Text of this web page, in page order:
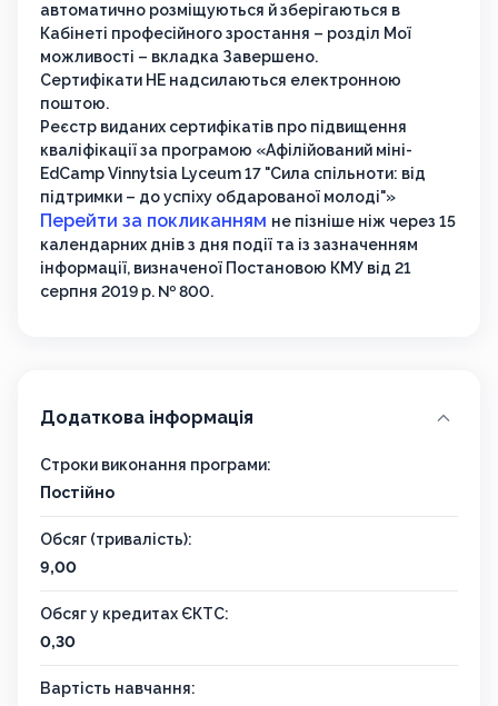
автоматично розміщуються й зберігаються в
Кабінеті професійного зростання – розділ Мої
можливості – вкладка Завершено.
Сертифікати НЕ надсилаються електронною
поштою.
Реєстр виданих сертифікатів про підвищення
кваліфікації за програмою «Афілійований міні-
EdCamp Vinnytsia Lyceum 17 "Сила спільноти: від
підтримки – до успіху обдарованої молоді"»
Перейти за покликанням не пізніше ніж через 15
календарних днів з дня події та із зазначенням
інформації, визначеної Постановою КМУ від 21
серпня 2019 р. № 800.
Додаткова інформація
Строки виконання програми:
Постійно
Обсяг (тривалість):
9,00
Обсяг у кредитах ЄКТС:
0,30
Вартість навчання: